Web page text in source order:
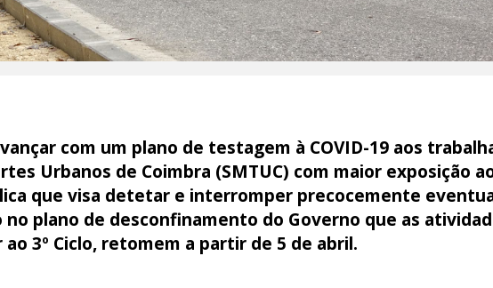
com um plano de testagem à COVID-19 aos
Urbanos de Coimbra (SMTUC) com maior exposição
que visa detetar e interromper precocemente
plano de desconfinamento do Governo que as
3º Ciclo, retomem a partir de 5 de abril.